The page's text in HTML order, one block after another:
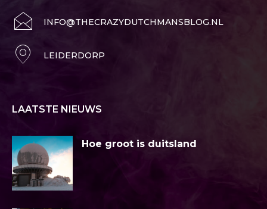
INFO@THECRAZYDUTCHMANSBLOG.NL
LEIDERDORP
LAATSTE NIEUWS
Hoe groot is duitsland